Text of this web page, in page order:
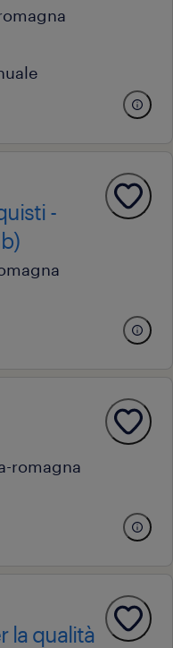
-
romagna
la qualità